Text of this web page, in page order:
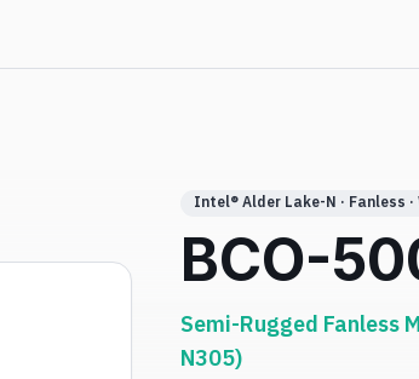
Intel® Alder Lake-N · Fanless
BCO-
Semi-Rugged Fanless
N305)